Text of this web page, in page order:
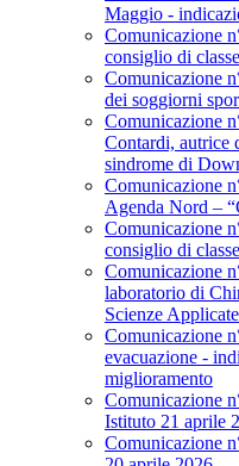
Maggio -
Comunicazione
consiglio di
Comunicazione
dei soggiorni
Comunicazione
Contardi, autrice
sindrome di
Comunicazione
Agenda Nord –
Comunicazione
consiglio di
Comunicazione
laboratorio di
Scienze
Comunicazione
evacuazione -
miglioramento
Comunicazione
Istituto 21 aprile
Comunicazione